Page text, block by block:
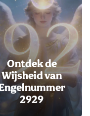
Ontdek de
Wijsheid van
2929